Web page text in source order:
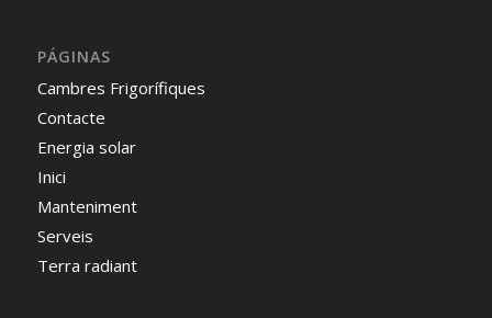
PÁGINAS
Cambres Frigorífiques
Contacte
Energia solar
Inici
Manteniment
Serveis
Terra radiant